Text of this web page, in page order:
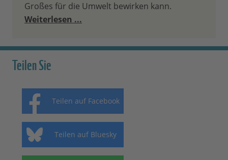
Großes für die Umwelt bewirken kann.
Weiterlesen ...
Teilen Sie
Teilen auf Facebook
Teilen auf Bluesky